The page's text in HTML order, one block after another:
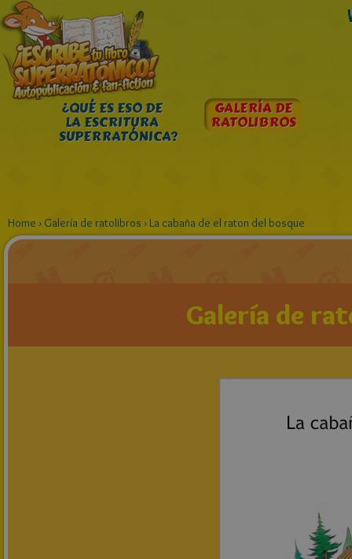
¿QUÉ ES ESO DE
LA ESCRITURA
SUPERRATÓNICA?
GALERÍA DE
RATOLIBROS
Home › Galería de ratolibros › La cabaña de el raton del bosque
Galería de